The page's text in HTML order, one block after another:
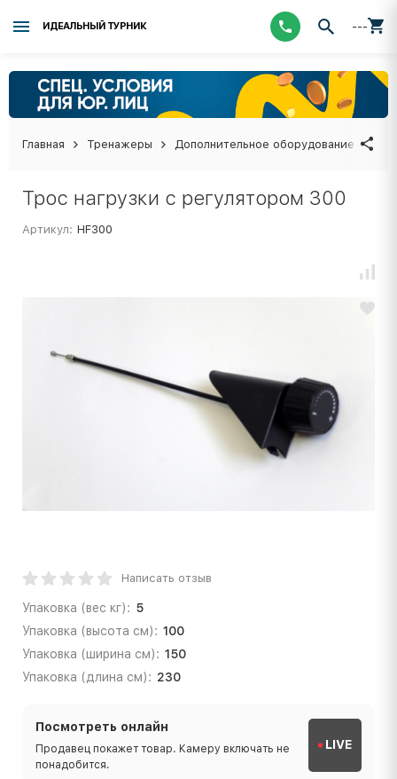
ИДЕАЛЬНЫЙ ТУРНИК ---
Главная Тренажеры Дополнительное оборудование
Трос нагрузки с регулятором 300
Артикул: HF300
Написать отзыв
Упаковка (вес кг): 5
Упаковка (высота см): 100
Упаковка (ширина см): 150
Упаковка (длина см): 230
Посмотреть онлайн
Продавец покажет товар. Камеру включать не
понадобится.
LIVE